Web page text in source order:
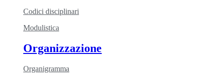
Codici disciplinari
Modulistica
Organizzazione
Organigramma